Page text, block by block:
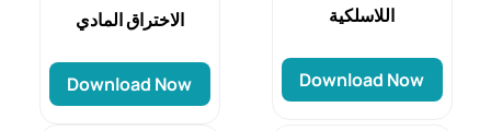
الاختراق المادي
Download Now
اللاسلكية
Download Now